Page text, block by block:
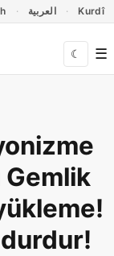
العربية Kurdî
☾ ☰
Gemlik